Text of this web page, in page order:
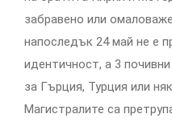
забравено или
напоследък 24 май не е
идентичност, а 3
за Гърция, Турция или
Магистралите са